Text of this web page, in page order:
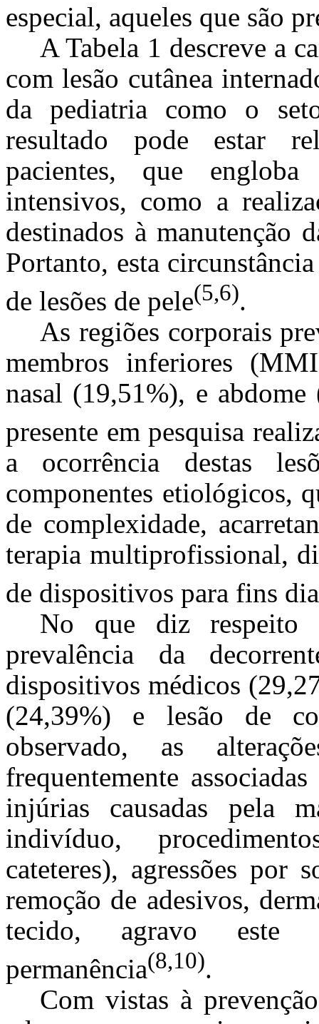
especial, aqueles que são
A Tabela 1 descreve a
com lesão cutânea
da pediatria como o
resultado pode estar
pacientes, que
intensivos, como a
destinados à manutenção
Portanto, esta
de lesões de pele(5,6).
As regiões corporais
membros inferiores
nasal (19,51%), e
presente em pesquisa
a ocorrência destas
componentes etiológicos,
de complexidade,
terapia multiprofissional,
de dispositivos para fins
No que diz respeito
prevalência da
dispositivos médicos
(24,39%) e lesão de
observado, as
frequentemente
injúrias causadas pela
indivíduo,
cateteres), agressões por
remoção de adesivos,
tecido, agravo este
permanência(8,10).
Com vistas à